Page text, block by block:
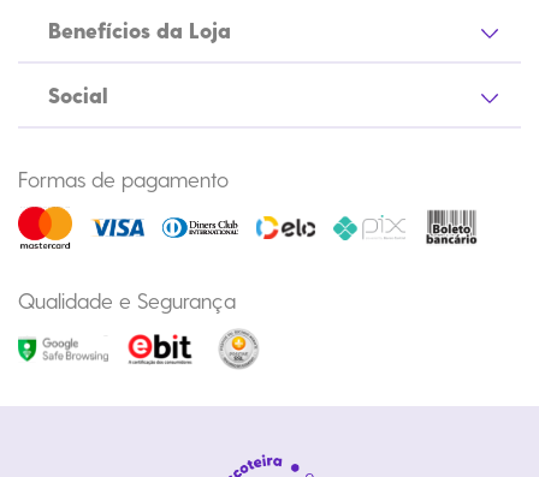
Benefícios da Loja
Social
Formas de pagamento
Qualidade e Segurança